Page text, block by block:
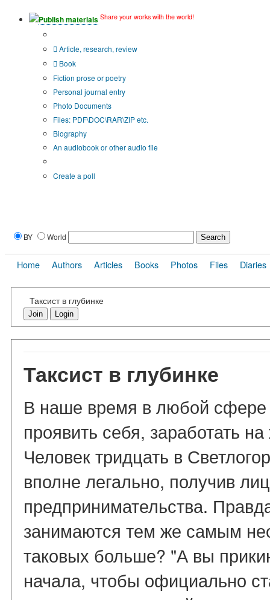
Publish materials Share your works with the world!
Article, research, review
Book
Fiction prose or poetry
Personal journal entry
Photo Documents
Files: PDF\DOC\RAR\ZIP etc.
Biography
An audiobook or other audio file
Create a poll
BY World
Home Authors Articles Books Photos Files Diaries
Таксист в глубинке
Join Login
Таксист в глубинке
В наше время в любой сфере
проявить себя, заработать
Человек тридцать в
вполне легально, получив
предпринимательства.
занимаются тем же самым
таковых больше? "А вы
начала, чтобы официально